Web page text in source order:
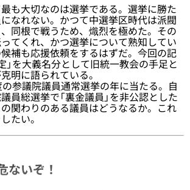
も大切なのは選挙である。選挙に勝た
なれない。かつて中選挙区時代は派閥
同根で戦うため、熾烈を極めた。その
てくれ、かつ選挙について熟知してい
補も応援依頼をするはずだ。今回の記
」を大義名分として旧統一教会の手足と
明に語られている。
参議院議員通常選挙の年に当たる。自
員総選挙で「裏金議員」を非公認とした
関わりのある議員はどうなるか。これ
たい。
ないぞ！